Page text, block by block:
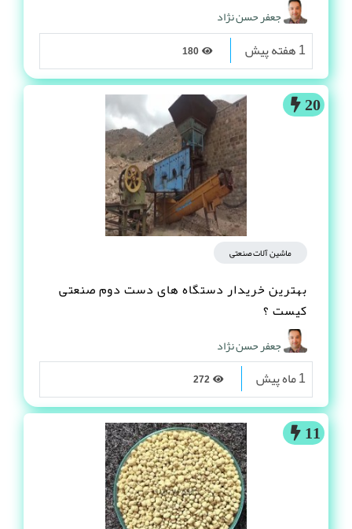
جعفر حسن نژاد
1 هفته پیش
20
ماشین آلات صنعتی
بهترین خریدار دستگاه های دست دوم صنعتی
کیست ؟
جعفر حسن نژاد
1 ماه پیش
11